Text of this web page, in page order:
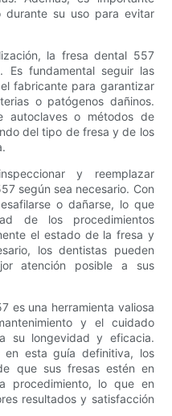
durante su uso para evitar
la fresa dental 557
Es fundamental seguir las
fabricante para garantizar
o patógenos dañinos.
autoclaves o métodos de
del tipo de fresa y de los
y reemplazar
según sea necesario. Con
o dañarse, lo que
de los procedimientos
el estado de la fresa y
los dentistas pueden
atención posible a sus
es una herramienta valiosa
y el cuidado
su longevidad y eficacia.
en esta guía definitiva, los
que sus fresas estén en
procedimiento, lo que en
resultados y satisfacción